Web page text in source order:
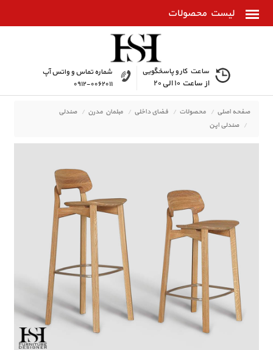
ساعت کار و پاسخگویی
از ساعت ۱۰ الی ۲۰
شماره تماس و واتس آپ
۰۹۱۲-۰۰۶۲۰۱۱
صفحه اصلی محصولات فضای داخلی مبلمان مدرن
صندلی
صندلی اپن